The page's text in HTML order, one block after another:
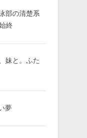
部の清楚系
終
妹と。ふた
夢